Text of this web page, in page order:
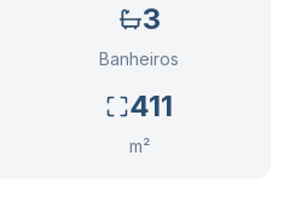
3
Banheiros
411
m²